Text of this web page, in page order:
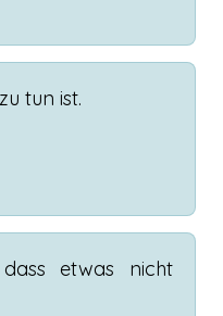
zu tun ist.
dass etwas
nicht